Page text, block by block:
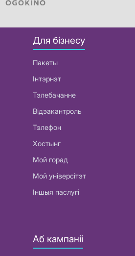
Для бізнесу
Пакеты
Інтэрнэт
Тэлебачанне
Відэакантроль
Тэлефон
Хостынг
Мой горад
Мой універсітэт
Іншыя паслугі
Аб кампаніі